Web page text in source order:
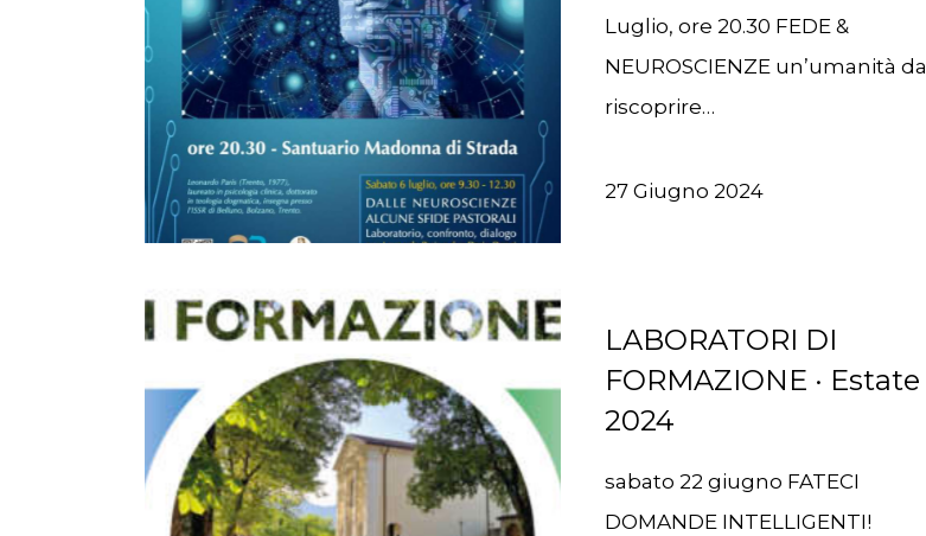
Luglio, ore 20.30 FEDE &
NEUROSCIENZE un’umanità da
riscoprire…
27 Giugno 2024
LABORATORI DI
FORMAZIONE · Estate
2024
sabato 22 giugno FATECI
DOMANDE INTELLIGENTI!